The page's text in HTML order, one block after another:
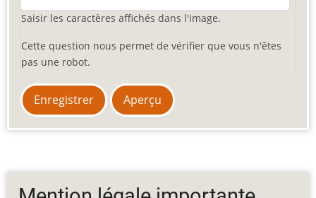
Saisir les caractères affichés dans l'image.
Cette question nous permet de vérifier que vous n'êtes
pas une robot.